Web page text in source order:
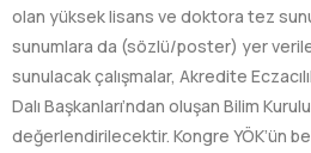
olan yüksek lisans ve doktora tez
sunumlara da (sözlü/poster) yer
sunulacak çalışmalar, Akredite
Dalı Başkanları’ndan oluşan Bilim
değerlendirilecektir. Kongre YÖK’ün